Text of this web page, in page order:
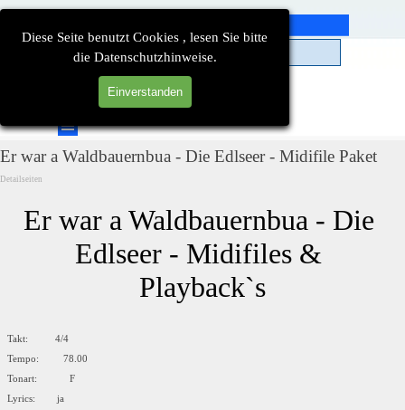
Diese Seite benutzt Cookies , lesen Sie bitte
die Datenschutzhinweise.
Einverstanden
Direkt zum Seiteninhalt
Menü überspringen
Er war a Waldbauernbua - Die Edlseer - Midifile Paket
Detailseiten
Er war a Waldbauernbua - Die
Edlseer - Midifiles &
Playback`s
Takt: 4/4
Tempo: 78.00
Tonart: F
Lyrics: ja